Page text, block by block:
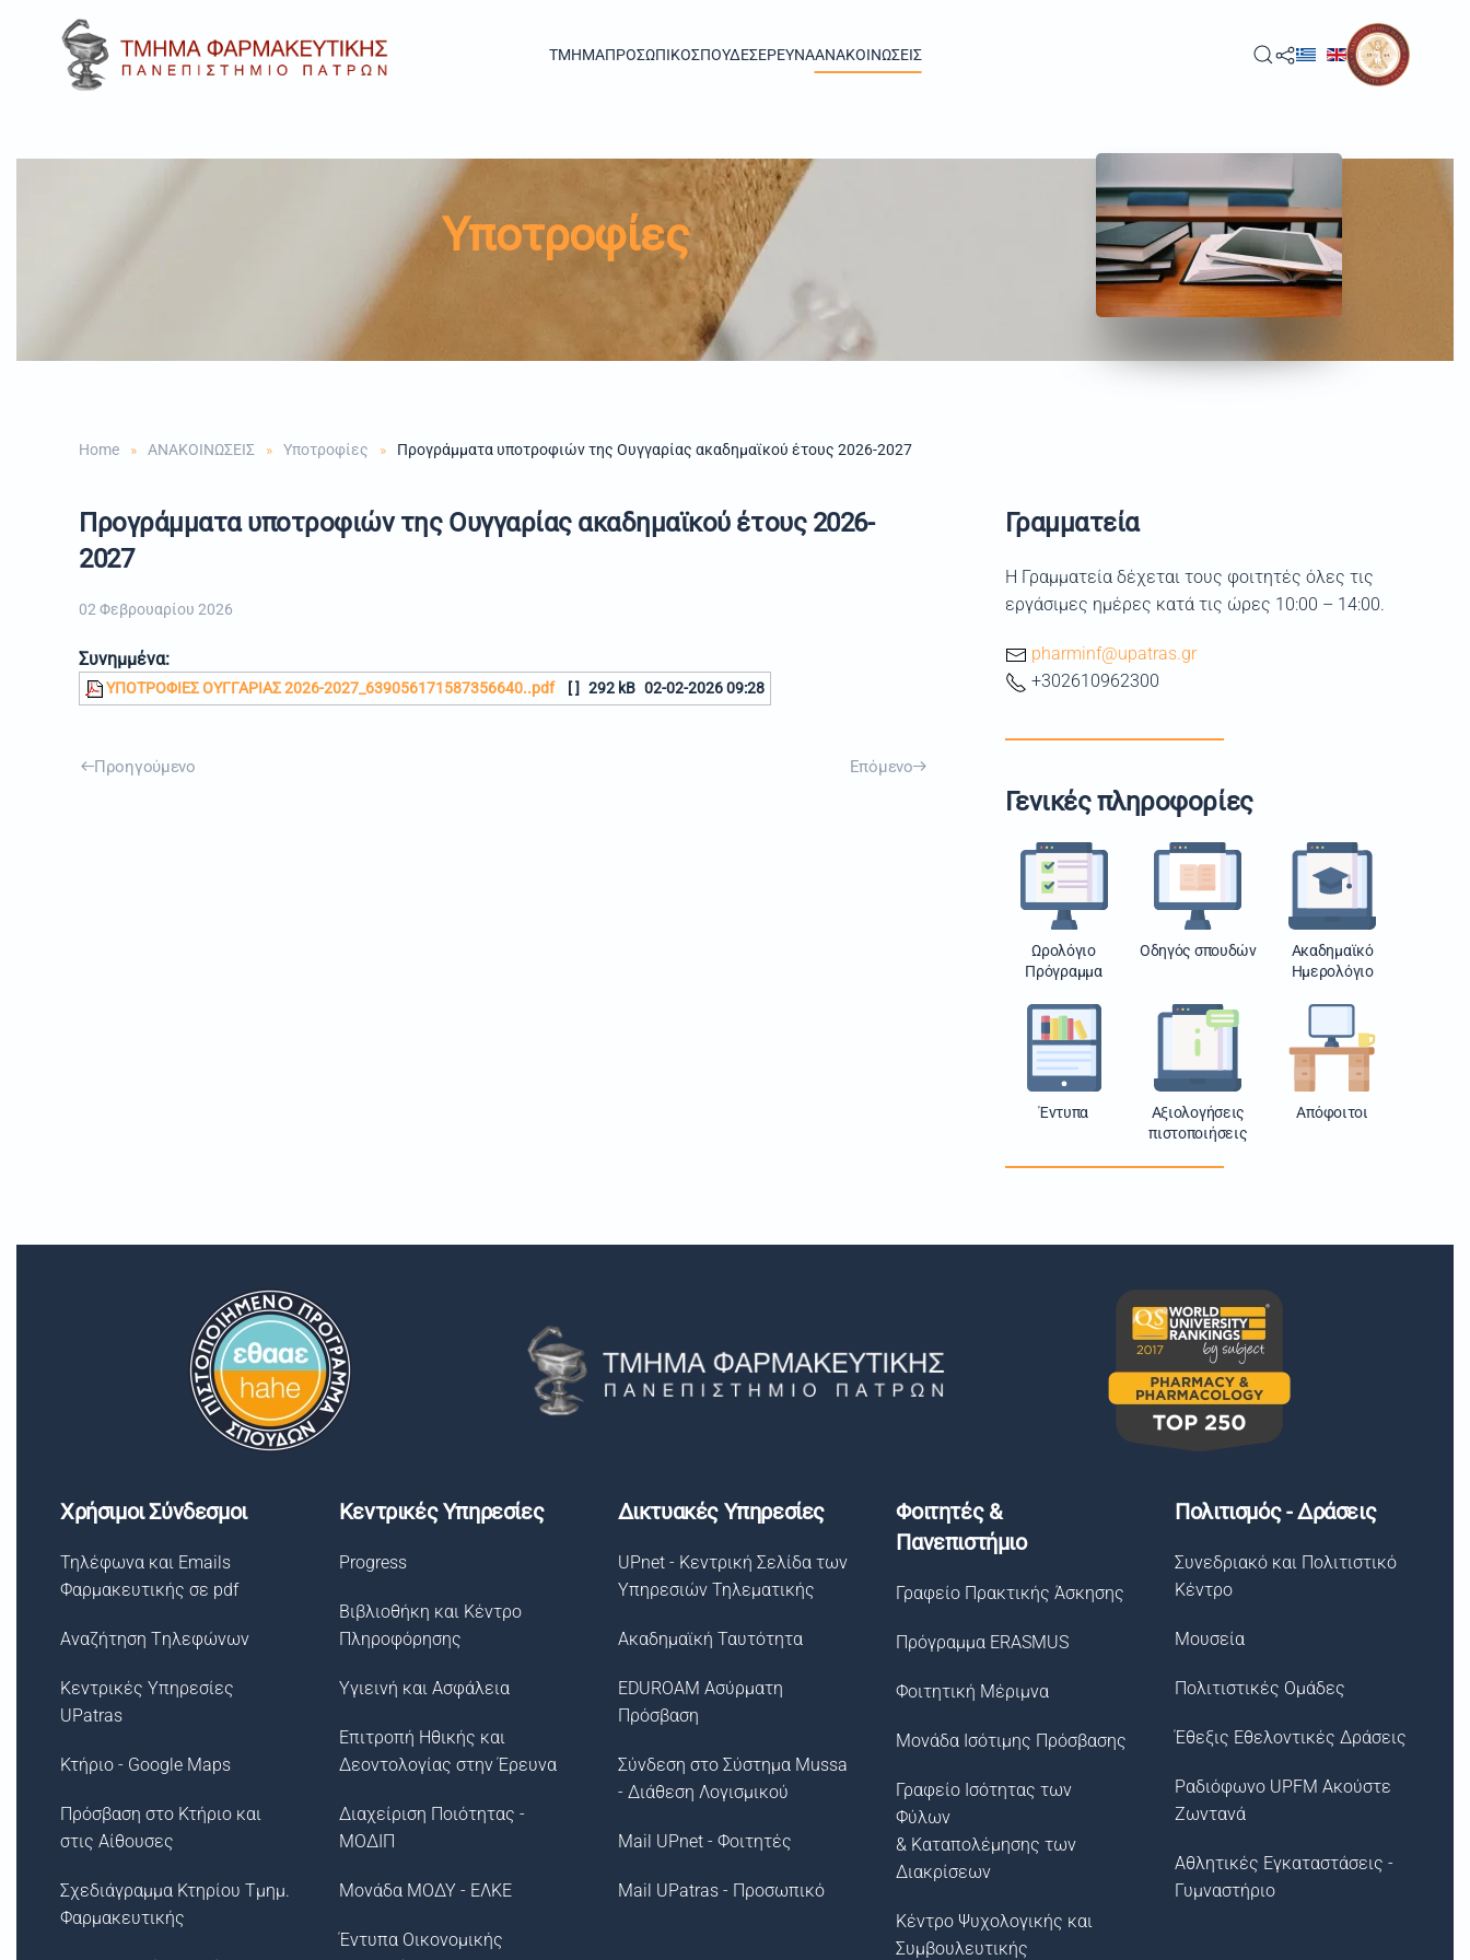
Skip to main content TMHMAΠΡΟΣΩΠΙΚΟΣΠΟΥΔΕΣΕΡΕΥΝΑΑΝΑΚΟΙΝΩΣΕΙΣ
Υποτροφίες
Home ΑΝΑΚΟΙΝΩΣΕΙΣ Υποτροφίες Προγράμματα υποτροφιών της Ουγγαρίας ακαδημαϊκού έτους 2026-2027
Προγράμματα υποτροφιών της Ουγγαρίας ακαδημαϊκού έτους 2026-
2027
02 Φεβρουαρίου 2026
Συνημμένα:
ΥΠΟΤΡΟΦΙΕΣ ΟΥΓΓΑΡΙΑΣ 2026-2027_639056171587356640..pdf [ ] 292 kB 02-02-2026 09:28
Προηγούμενο Επόμενο
Γραμματεία
Η Γραμματεία δέχεται τους φοιτητές όλες τις
εργάσιμες ημέρες κατά τις ώρες 10:00 – 14:00.
pharminf@upatras.gr
+302610962300
Γενικές πληροφορίες
Ωρολόγιο
Πρόγραμμα
Οδηγός σπουδών
Ακαδημαϊκό
Ημερολόγιο
Έντυπα
Αξιολογήσεις
πιστοποιήσεις
Απόφοιτοι
Χρήσιμοι Σύνδεσμοι
Τηλέφωνα και Emails
Φαρμακευτικής σε pdf
Αναζήτηση Tηλεφώνων
Κεντρικές Υπηρεσίες
UPatras
Κτήριο - Google Maps
Πρόσβαση στο Κτήριο και
στις Αίθουσες
Σχεδιάγραμμα Κτηρίου Τμημ.
Φαρμακευτικής
Κεντρικές Υπηρεσίες
Progress
Βιβλιοθήκη και Κέντρο
Πληροφόρησης
Υγιεινή και Ασφάλεια
Επιτροπή Ηθικής και
Δεοντολογίας στην Έρευνα
Διαχείριση Ποιότητας -
ΜΟΔΙΠ
Μονάδα ΜΟΔΥ - ΕΛΚΕ
Έντυπα Οικονομικής
Δικτυακές Υπηρεσίες
UPnet - Κεντρική Σελίδα των
Υπηρεσιών Τηλεματικής
Ακαδημαϊκή Ταυτότητα
EDUROAM Ασύρματη
Πρόσβαση
Σύνδεση στο Σύστημα Μussa
- Διάθεση Λογισμικού
Mail UPnet - Φοιτητές
Mail UPatras - Προσωπικό
Φοιτητές &
Πανεπιστήμιο
Γραφείο Πρακτικής Άσκησης
Πρόγραμμα ERASMUS
Φοιτητική Μέριμνα
Μονάδα Ισότιμης Πρόσβασης
Γραφείο Ισότητας των
Φύλων
& Καταπολέμησης των
Διακρίσεων
Κέντρο Ψυχολογικής και
Συμβουλευτικής
Πολιτισμός - Δράσεις
Συνεδριακό και Πολιτιστικό
Κέντρο
Μουσεία
Πολιτιστικές Ομάδες
Έθεξις Εθελοντικές Δράσεις
Ραδιόφωνο UPFM Ακούστε
Ζωντανά
Αθλητικές Εγκαταστάσεις -
Γυμναστήριο